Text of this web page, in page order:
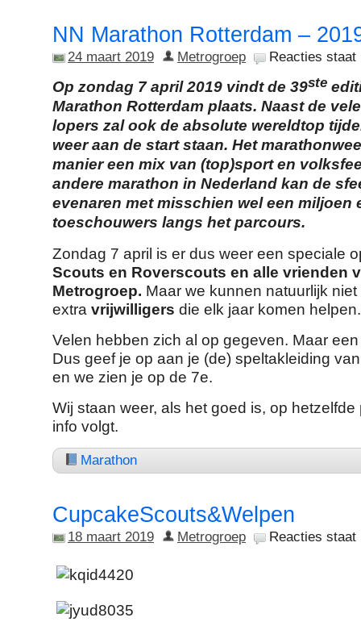
NN Marathon Rotterdam –
24 maart 2019 Metrogroep Reacties staat
Op zondag 7 april 2019 vindt de 39ste
Marathon Rotterdam plaats. Naast de
lopers zal ook de absolute wereldtop
weer aan de start staan. Het
manier een mix van (top)sport en
andere marathon in Nederland kan de
evenaren met misschien wel een miljoen
toeschouwers langs het parcours.
Zondag 7 april is er dus weer een speciale
Scouts en Roverscouts en alle vrienden
Metrogroep. Maar we kunnen natuurlijk
extra vrijwilligers die elk jaar komen helpen.
Velen hebben zich al op gegeven. Maar
Dus geef je op aan je (de) speltakleiding
en we zien je op de 7e.
Wij staan weer, als het goed is, op
info volgt.
Marathon
CupcakeScouts&Welpen
18 maart 2019 Metrogroep Reacties staat